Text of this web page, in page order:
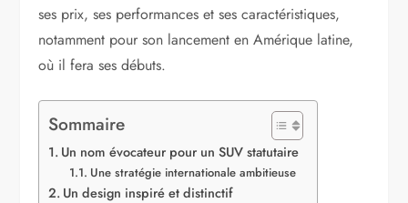
ses prix, ses performances et ses caractéristiques,
notamment pour son lancement en Amérique latine,
où il fera ses débuts.
Sommaire
Un nom évocateur pour un SUV statutaire
Une stratégie internationale ambitieuse
Un design inspiré et distinctif